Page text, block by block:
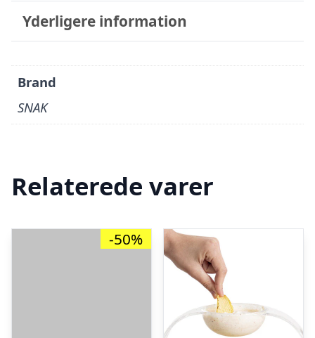
Yderligere information
Brand
SNAK
Relaterede varer
-50%